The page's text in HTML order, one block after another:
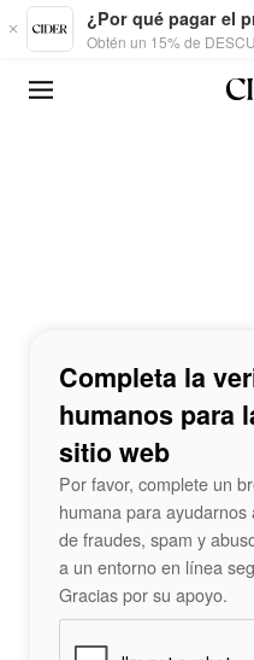
Skip to main content
¿Por qué pagar el
Obtén un 15% de
Completa la
humanos para
sitio web
Por favor, complete un
humana para
de fraudes, spam y
a un entorno en línea
Gracias por su apoyo.